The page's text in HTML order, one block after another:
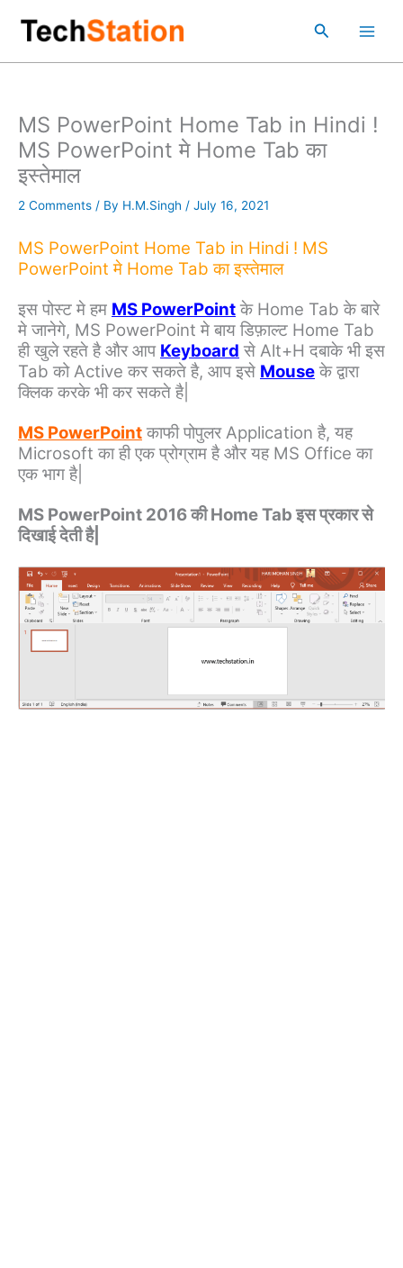
Search
MS PowerPoint Home Tab in Hindi !
MS PowerPoint मे Home Tab का
इस्तेमाल
2 Comments / By H.M.Singh / July 16, 2021
MS PowerPoint Home Tab in Hindi ! MS
PowerPoint मे Home Tab का इस्तेमाल
इस पोस्ट मे हम MS PowerPoint के Home Tab के बारे
मे जानेगे, MS PowerPoint मे बाय डिफ़ाल्ट Home Tab
ही खुले रहते है और आप Keyboard से Alt+H दबाके भी इस
Tab को Active कर सकते है, आप इसे Mouse के द्वारा
क्लिक करके भी कर सकते है|
MS PowerPoint काफी पोपुलर Application है, यह
Microsoft का ही एक प्रोग्राम है और यह MS Office का
एक भाग है|
MS PowerPoint 2016 की Home Tab इस प्रकार से
दिखाई देती है|